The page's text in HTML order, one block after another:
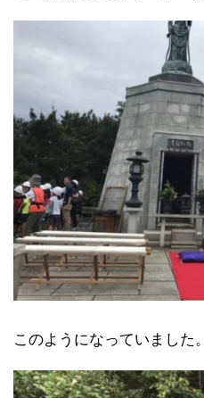
このようになっていました。